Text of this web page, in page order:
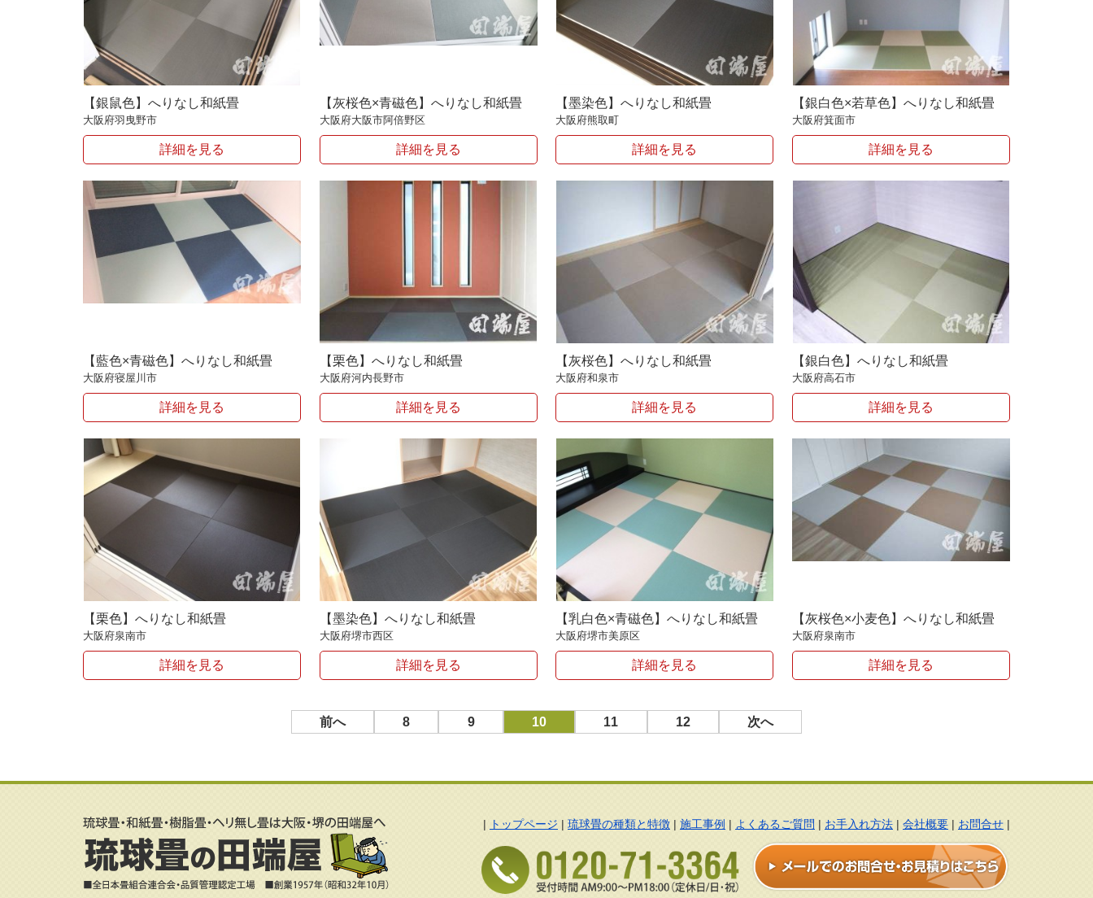
【銀鼠色】へりなし和紙畳
大阪府羽曳野市
詳細を見る
【灰桜色×青磁色】へりなし和紙畳
大阪府大阪市阿倍野区
詳細を見る
【墨染色】へりなし和紙畳
大阪府熊取町
詳細を見る
【銀白色×若草色】へりなし和紙畳
大阪府箕面市
詳細を見る
【藍色×青磁色】へりなし和紙畳
大阪府寝屋川市
詳細を見る
【栗色】へりなし和紙畳
大阪府河内長野市
詳細を見る
【灰桜色】へりなし和紙畳
大阪府和泉市
詳細を見る
【銀白色】へりなし和紙畳
大阪府高石市
詳細を見る
【栗色】へりなし和紙畳
大阪府泉南市
詳細を見る
【墨染色】へりなし和紙畳
大阪府堺市西区
詳細を見る
【乳白色×青磁色】へりなし和紙畳
大阪府堺市美原区
詳細を見る
【灰桜色×小麦色】へりなし和紙畳
大阪府泉南市
詳細を見る
前へ 8 9 10 11 12 次へ
トップページ 琉球畳の種類と特徴 施工事例 よくあるご質問 お手入れ方法 会社概要 お問合せ